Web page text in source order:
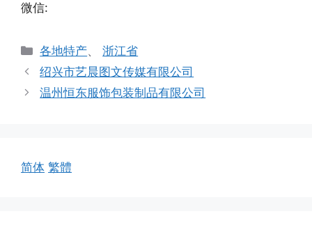
微信:
分
类
各地特产、浙江省
绍兴市艺晨图文传媒有限公司
温州恒东服饰包装制品有限公司
简体 繁體